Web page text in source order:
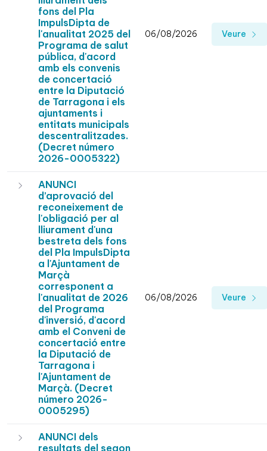
fons del Pla
ImpulsDipta de
l'anualitat 2025 del
Programa de salut
pública, d'acord
amb els convenis
de concertació
entre la Diputació
de Tarragona i els
ajuntaments i
entitats municipals
descentralitzades.
(Decret número
2026-0005322)
06/08/2026 Veure
ANUNCI
d’aprovació del
reconeixement de
l'obligació per al
lliurament d'una
bestreta dels fons
del Pla ImpulsDipta
a l'Ajuntament de
Marçà
corresponent a
l'anualitat de 2026
del Programa
d'inversió, d'acord
amb el Conveni de
concertació entre
la Diputació de
Tarragona i
l'Ajuntament de
Marçà. (Decret
número 2026-
0005295)
06/08/2026 Veure
ANUNCI dels
resultats del segon